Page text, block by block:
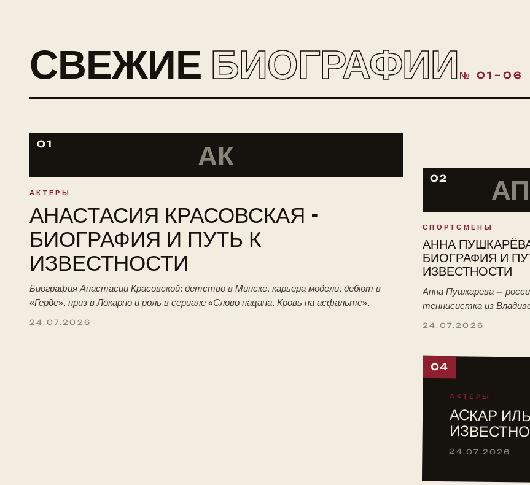
СВЕЖИЕ БИОГРАФИИ № 01–06
01 АК
АКТЕРЫ
АНАСТАСИЯ КРАСОВСКАЯ -
БИОГРАФИЯ И ПУТЬ К
ИЗВЕСТНОСТИ
Биография Анастасии Красовской: детство в Минске, карьера модели, дебют в
«Герде», приз в Локарно и роль в сериале «Слово пацана. Кровь на асфальте».
24.07.2026
02 АП
СПОРТСМЕНЫ
АННА
БИОГРАФИЯ И
ИЗВЕСТНОСТИ
Анна Пушкарёва —
теннисистка из
24.07.2026
04
АКТЕРЫ
АСКАР
24.07.2026